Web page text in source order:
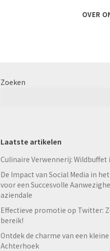
OVER
Zoeken
Laatste artikelen
Culinaire Verwennerij: Wildbuffet
De Impact van Social Media in
voor een Succesvolle
aziendale
Effectieve promotie op Twitter:
bereik!
Ontdek de charme van een
Achterhoek